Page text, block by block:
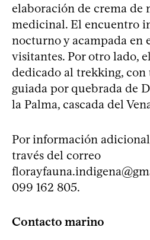
elaboración de crema de
medicinal. El encuentro
nocturno y acampada en
visitantes. Por otro lado,
dedicado al trekking,
guiada por quebrada de
la Palma, cascada del
Por información
través del correo
099 162 805.
Contacto marino